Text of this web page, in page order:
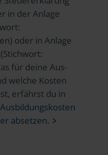
in der Anlage
oder in Anlage
für deine Aus-
welche Kosten
erfährst du in
absetzen.